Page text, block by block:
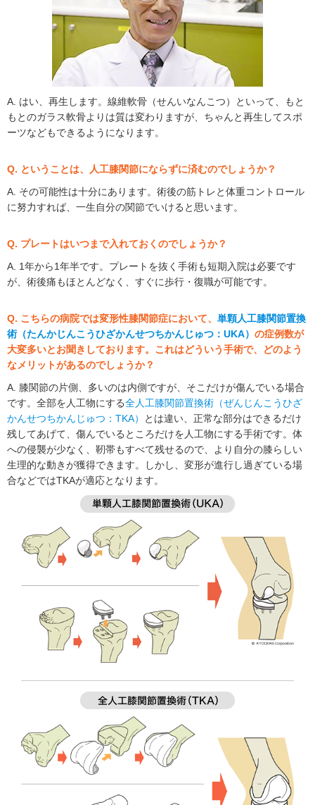
A. はい、再生します。線維軟骨（せんいなんこつ）といって、もと
もとのガラス軟骨よりは質は変わりますが、ちゃんと再生してスポ
ーツなどもできるようになります。
Q. ということは、人工膝関節にならずに済むのでしょうか？
A. その可能性は十分にあります。術後の筋トレと体重コントロール
に努力すれば、一生自分の関節でいけると思います。
Q. プレートはいつまで入れておくのでしょうか？
A. 1年から1年半です。プレートを抜く手術も短期入院は必要です
が、術後痛もほとんどなく、すぐに歩行・復職が可能です。
Q. こちらの病院では変形性膝関節症において、 単顆人工膝関節置換
術（たんかじんこうひざかんせつちかんじゅつ：UKA） の症例数が
大変多いとお聞きしております。これはどういう手術で、どのよう
なメリットがあるのでしょうか？
A. 膝関節の片側、多いのは内側ですが、そこだけが傷んでいる場合
です。全部を人工物にする全人工膝関節置換術（ぜんじんこうひざ
かんせつちかんじゅつ：TKA）
とは違い、正常な部分はできるだけ
残してあげて、傷んでいるところだけを人工物にする手術です。体
への侵襲が少なく、靭帯もすべて残せるので、より自分の膝らしい
生理的な動きが獲得できます。しかし、変形が進行し過ぎている場
合などではTKAが適応となります。